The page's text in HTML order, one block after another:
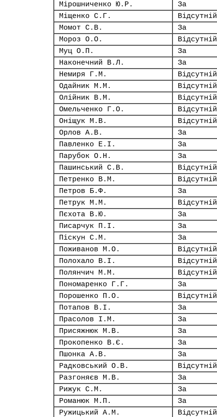
Мірошниченко Ю.Р.
За
Міщенко С.Г.
Відсутній
Момот С.В.
За
Мороз О.О.
Відсутній
Муц О.П.
За
Наконечний В.Л.
За
Немиря Г.М.
Відсутній
Одайник М.М.
Відсутній
Олійник В.М.
Відсутній
Омельченко Г.О.
Відсутній
Оніщук М.В.
Відсутній
Орлов А.В.
За
Павленко Е.І.
За
Парубок О.Н.
За
Пашинський С.В.
Відсутній
Петренко В.М.
Відсутній
Петров Б.Ф.
За
Петрук М.М.
Відсутній
Пєхота В.Ю.
За
Писарчук П.І.
За
Піскун С.М.
За
Поживанов М.О.
Відсутній
Полохало В.І.
Відсутній
Полянчич М.М.
Відсутній
Пономаренко Г.Г.
За
Порошенко П.О.
Відсутній
Потапов В.І.
За
Прасолов І.М.
За
Присяжнюк М.В.
За
Прокопенко В.Є.
За
Пшонка А.В.
За
Радковський О.В.
Відсутній
Разгоняєв М.В.
За
Рижук С.М.
За
Романюк М.П.
За
Ружицький А.М.
Відсутній